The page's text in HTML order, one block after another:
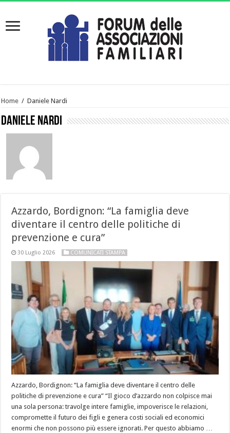
Home / Daniele Nardi
Daniele Nardi
Azzardo, Bordignon: “La famiglia deve
diventare il centro delle politiche di
prevenzione e cura”
30 Luglio 2026 COMUNICATI STAMPA
Azzardo, Bordignon: “La famiglia deve diventare il centro delle
politiche di prevenzione e cura” “Il gioco d’azzardo non colpisce mai
una sola persona: travolge intere famiglie, impoverisce le relazioni,
compromette il futuro dei figli e genera costi sociali ed economici
enormi che non possono più essere ignorati. Per questo abbiamo …